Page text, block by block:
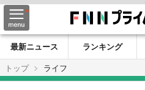
最新ニュース ランキング
トップ
ライフ